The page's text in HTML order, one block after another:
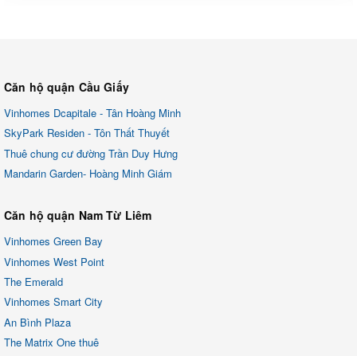
Căn hộ quận Cầu Giấy
Vinhomes Dcapitale - Tân Hoàng Minh
SkyPark Residen - Tôn Thất Thuyết
Thuê chung cư đường Trần Duy Hưng
Mandarin Garden- Hoàng Minh Giám
Căn hộ quận Nam Từ Liêm
Vinhomes Green Bay
Vinhomes West Point
The Emerald
Vinhomes Smart City
An Bình Plaza
The Matrix One thuê